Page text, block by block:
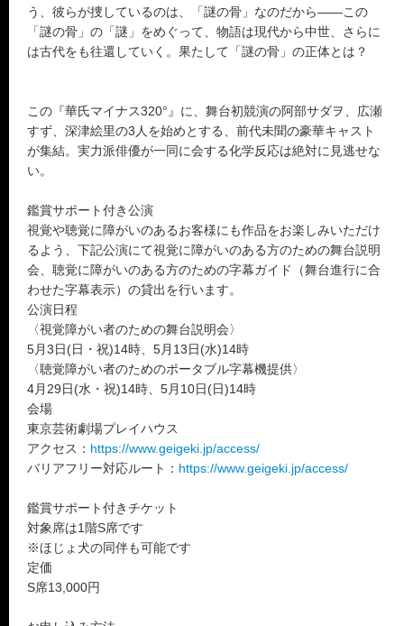
う、彼らが捜しているのは、「謎の骨」なのだから――この
「謎の骨」の「謎」をめぐって、物語は現代から中世、さらに
は古代をも往還していく。果たして「謎の骨」の正体とは？
この『華氏マイナス320°』に、舞台初競演の阿部サダヲ、広瀬
すず、深津絵里の3人を始めとする、前代未聞の豪華キャスト
が集結。実力派俳優が一同に会する化学反応は絶対に見逃せな
い。
鑑賞サポート付き公演
視覚や聴覚に障がいのあるお客様にも作品をお楽しみいただけ
るよう、下記公演にて視覚に障がいのある方のための舞台説明
会、聴覚に障がいのある方のための字幕ガイド（舞台進行に合
わせた字幕表示）の貸出を行います。
公演日程
〈視覚障がい者のための舞台説明会〉
5月3日(日・祝)14時、5月13日(水)14時
〈聴覚障がい者のためのポータブル字幕機提供〉
4月29日(水・祝)14時、5月10日(日)14時
会場
東京芸術劇場プレイハウス
アクセス： https://www.geigeki.jp/access/
バリアフリー対応ルート： https://www.geigeki.jp/access/
鑑賞サポート付きチケット
対象席は1階S席です
※ほじょ犬の同伴も可能です
定価
S席13,000円